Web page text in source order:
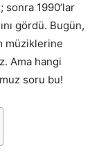
sonra 1990’lar
gördü. Bugün,
müziklerine
Ama hangi
soru bu!